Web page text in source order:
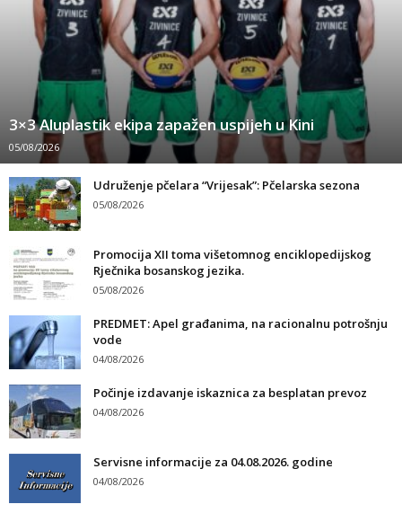
3×3 Aluplastik ekipa zapažen uspijeh u Kini
05/08/2026
Udruženje pčelara “Vrijesak”: Pčelarska sezona
05/08/2026
Promocija XII toma višetomnog enciklopedijskog
Rječnika bosanskog jezika.
05/08/2026
PREDMET: Apel građanima, na racionalnu potrošnju
vode
04/08/2026
Počinje izdavanje iskaznica za besplatan prevoz
04/08/2026
Servisne informacije za 04.08.2026. godine
04/08/2026